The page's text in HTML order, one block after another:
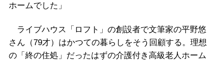
ホームでした」
ライブハウス「ロフト」の創設者で文筆家の平野悠
さん（79才）はかつての暮らしをそう回顧する。理想
の「終の住処」だったはずの介護付き高級老人ホーム